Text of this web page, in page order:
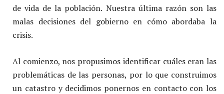
de vida de la población. Nuestra última razón son las
malas decisiones del gobierno en cómo abordaba la
crisis.
Al comienzo, nos propusimos identificar cuáles eran las
problemáticas de las personas, por lo que construimos
un catastro y decidimos ponernos en contacto con los